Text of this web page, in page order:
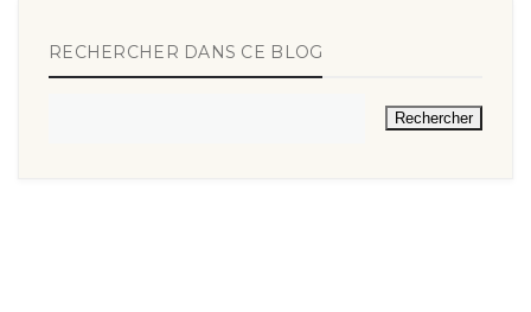
RECHERCHER DANS CE BLOG